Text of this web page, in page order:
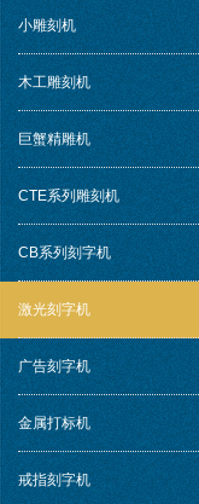
小雕刻机
木工雕刻机
巨蟹精雕机
CTE系列雕刻机
CB系列刻字机
激光刻字机
广告刻字机
金属打标机
戒指刻字机